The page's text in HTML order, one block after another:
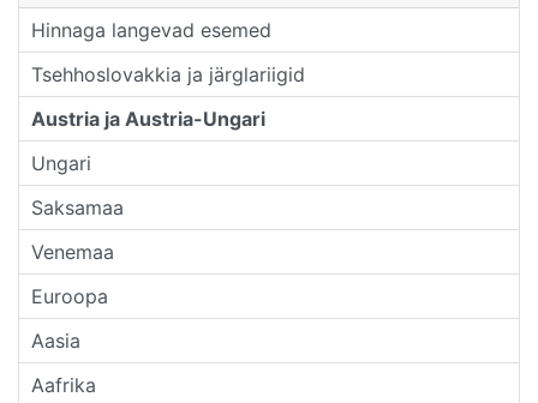
Hinnaga langevad esemed
Tsehhoslovakkia ja järglariigid
Austria ja Austria-Ungari
Ungari
Saksamaa
Venemaa
Euroopa
Aasia
Aafrika